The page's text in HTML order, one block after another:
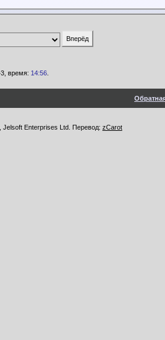
время: 14:56.
Enterprises Ltd. Перевод: zCarot